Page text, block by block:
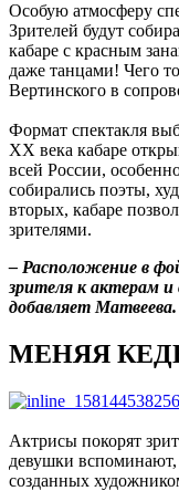
Особую атмосферу
Зрителей будут
кабаре с красным
даже танцами! Чего
Вертинского в
Формат спектакля
XX века кабаре
всей России,
собирались поэты,
вторых, кабаре
зрителями.
– Расположение в
зрителя к актерам
добавляет Матвеева.
МЕНЯЯ
Актрисы покорят
девушки
созданных